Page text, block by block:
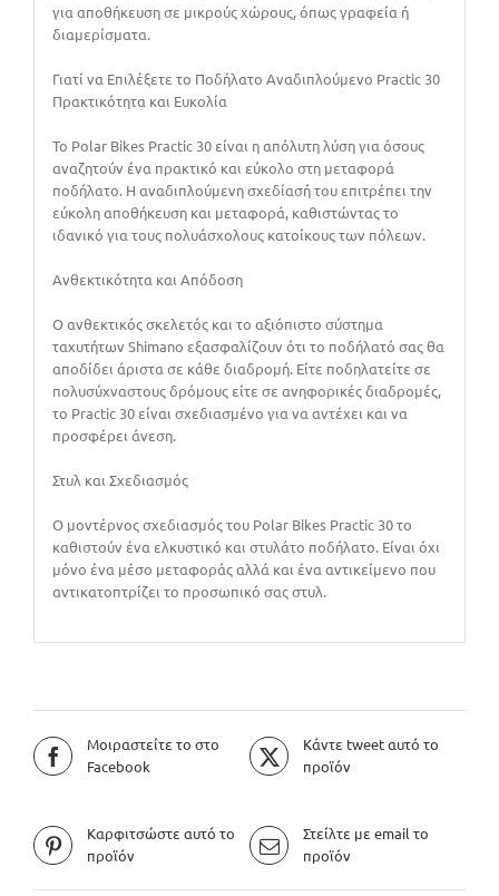
για αποθήκευση σε μικρούς χώρους, όπως γραφεία ή
διαμερίσματα.
Γιατί να Επιλέξετε το Ποδήλατο Αναδιπλούμενο Practic 30
Πρακτικότητα και Ευκολία
Το Polar Bikes Practic 30 είναι η απόλυτη λύση για όσους
αναζητούν ένα πρακτικό και εύκολο στη μεταφορά
ποδήλατο. Η αναδιπλούμενη σχεδίασή του επιτρέπει την
εύκολη αποθήκευση και μεταφορά, καθιστώντας το
ιδανικό για τους πολυάσχολους κατοίκους των πόλεων.
Ανθεκτικότητα και Απόδοση
Ο ανθεκτικός σκελετός και το αξιόπιστο σύστημα
ταχυτήτων Shimano εξασφαλίζουν ότι το ποδήλατό σας θα
αποδίδει άριστα σε κάθε διαδρομή. Είτε ποδηλατείτε σε
πολυσύχναστους δρόμους είτε σε ανηφορικές διαδρομές,
το Practic 30 είναι σχεδιασμένο για να αντέχει και να
προσφέρει άνεση.
Στυλ και Σχεδιασμός
Ο μοντέρνος σχεδιασμός του Polar Bikes Practic 30 το
καθιστούν ένα ελκυστικό και στυλάτο ποδήλατο. Είναι όχι
μόνο ένα μέσο μεταφοράς αλλά και ένα αντικείμενο που
αντικατοπτρίζει το προσωπικό σας στυλ.
Μοιραστείτε το στο
Facebook
Κάντε tweet αυτό το
προϊόν
Καρφιτσώστε αυτό το
προϊόν
Στείλτε με email το
προϊόν